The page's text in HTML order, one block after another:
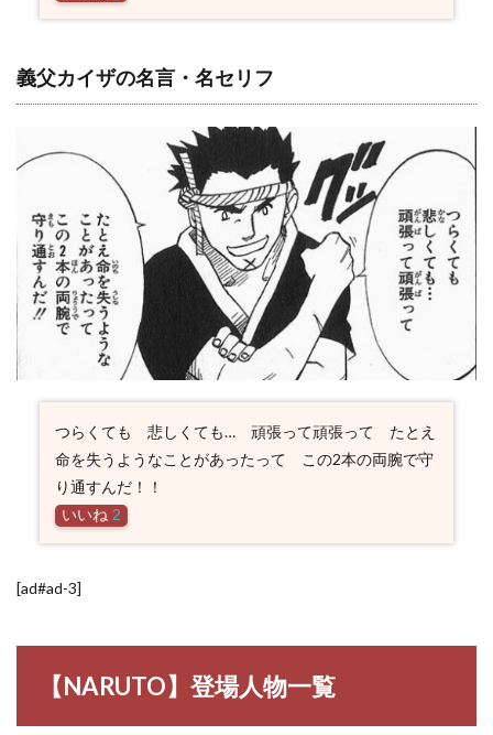
義父カイザの名言・名セリフ
つらくても 悲しくても… 頑張って頑張って たとえ
命を失うようなことがあったって この2本の両腕で守
り通すんだ！！
いいね 2
[ad#ad-3]
【NARUTO】登場人物一覧